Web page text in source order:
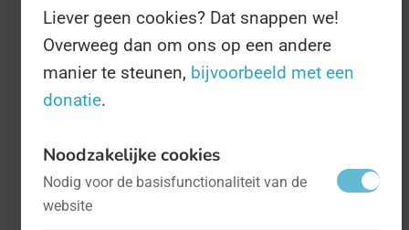
Internationale Dag van het Geweten
- op
5 april
Mens en maatschappij
Liever geen cookies? Dat snappen we!
Overweeg dan om ons op een andere
manier te steunen, bijvoorbeeld met een
donatie.
Noodzakelijke cookies
Nodig voor de basisfunctionaliteit van de
website